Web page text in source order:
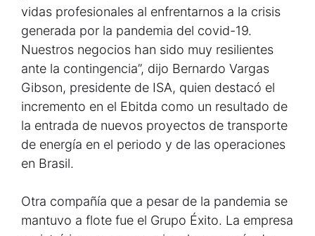
vidas profesionales al enfrentarnos a la crisis
generada por la pandemia del covid-19.
Nuestros negocios han sido muy resilientes
ante la contingencia”, dijo Bernardo Vargas
Gibson, presidente de ISA, quien destacó el
incremento en el Ebitda como un resultado de
la entrada de nuevos proyectos de transporte
de energía en el periodo y de las operaciones
en Brasil.
Otra compañía que a pesar de la pandemia se
mantuvo a flote fue el Grupo Éxito. La empresa